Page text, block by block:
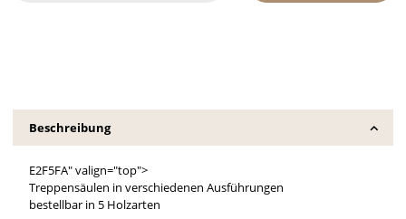
Beschreibung
E2F5FA" valign="top">
Treppensäulen in verschiedenen Ausführungen
bestellbar in 5 Holzarten